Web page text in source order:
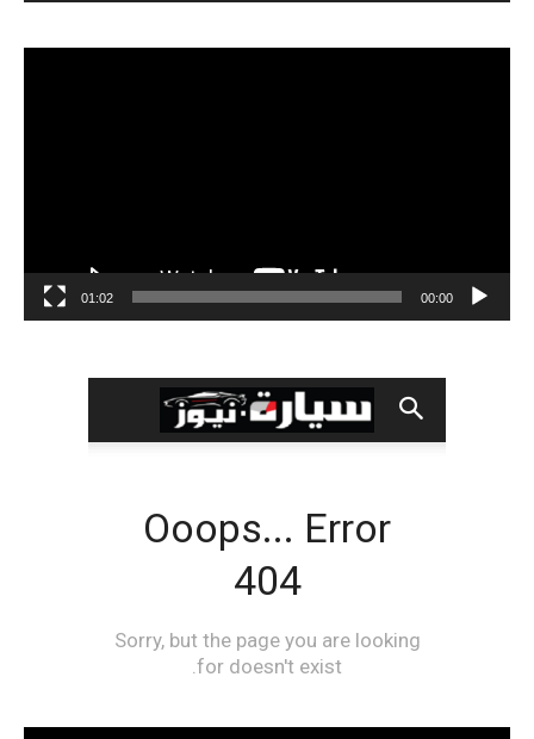
00:00
01:02